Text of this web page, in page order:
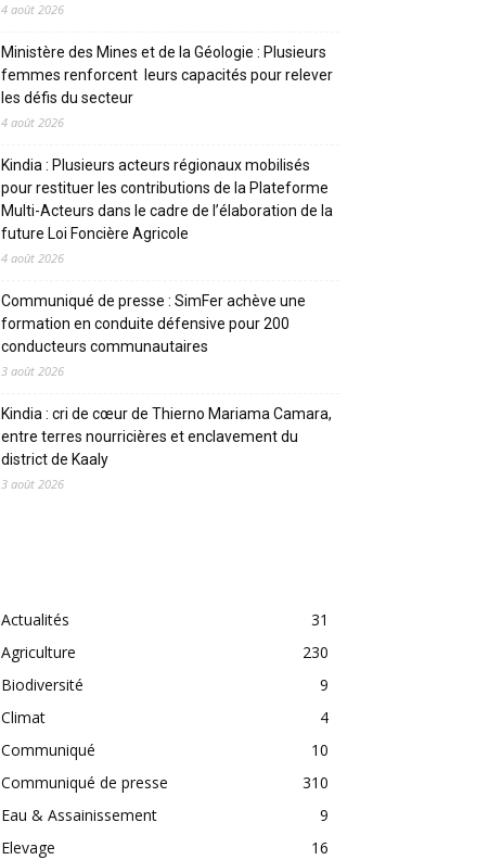
4 août 2026
Ministère des Mines et de la Géologie : Plusieurs
femmes renforcent leurs capacités pour relever
les défis du secteur
4 août 2026
Kindia : Plusieurs acteurs régionaux mobilisés
pour restituer les contributions de la Plateforme
Multi-Acteurs dans le cadre de l’élaboration de la
future Loi Foncière Agricole
4 août 2026
Communiqué de presse : SimFer achève une
formation en conduite défensive pour 200
conducteurs communautaires
3 août 2026
Kindia : cri de cœur de Thierno Mariama Camara,
entre terres nourricières et enclavement du
district de Kaaly
3 août 2026
Actualités
31
Agriculture
230
Biodiversité
9
Climat
4
Communiqué
10
Communiqué de presse
310
Eau & Assainissement
9
Elevage
16